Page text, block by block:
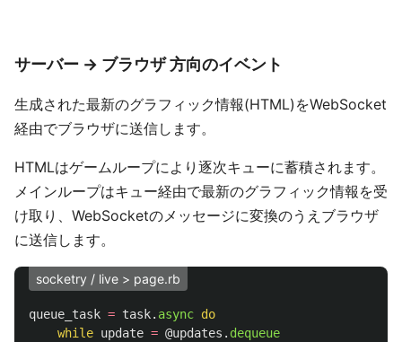
サーバー -> ブラウザ 方向のイベント
生成された最新のグラフィック情報(HTML)をWebSocket
経由でブラウザに送信します。
HTMLはゲームループにより逐次キューに蓄積されます。
メインループはキュー経由で最新のグラフィック情報を受
け取り、WebSocketのメッセージに変換のうえブラウザ
に送信します。
socketry / live > page.rb
queue_task = task. async do
while update = @updates . dequeue